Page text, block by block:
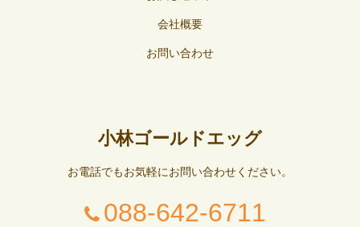
会社概要
お問い合わせ
小林ゴールドエッグ
お電話でもお気軽にお問い合わせください。
088-642-6711